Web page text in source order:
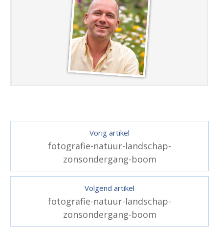
Vorig artikel
fotografie-natuur-landschap-
zonsondergang-boom
Volgend artikel
fotografie-natuur-landschap-
zonsondergang-boom